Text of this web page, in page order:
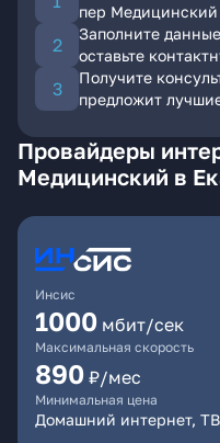
пер Медицинский
Заполните
оставьте
Получите
предложит
Провайдеры
Медицинский в
Инсис
1000 мбит/сек
Максимальная скорость
890 ₽/мес
Минимальная цена
Домашний интернет,